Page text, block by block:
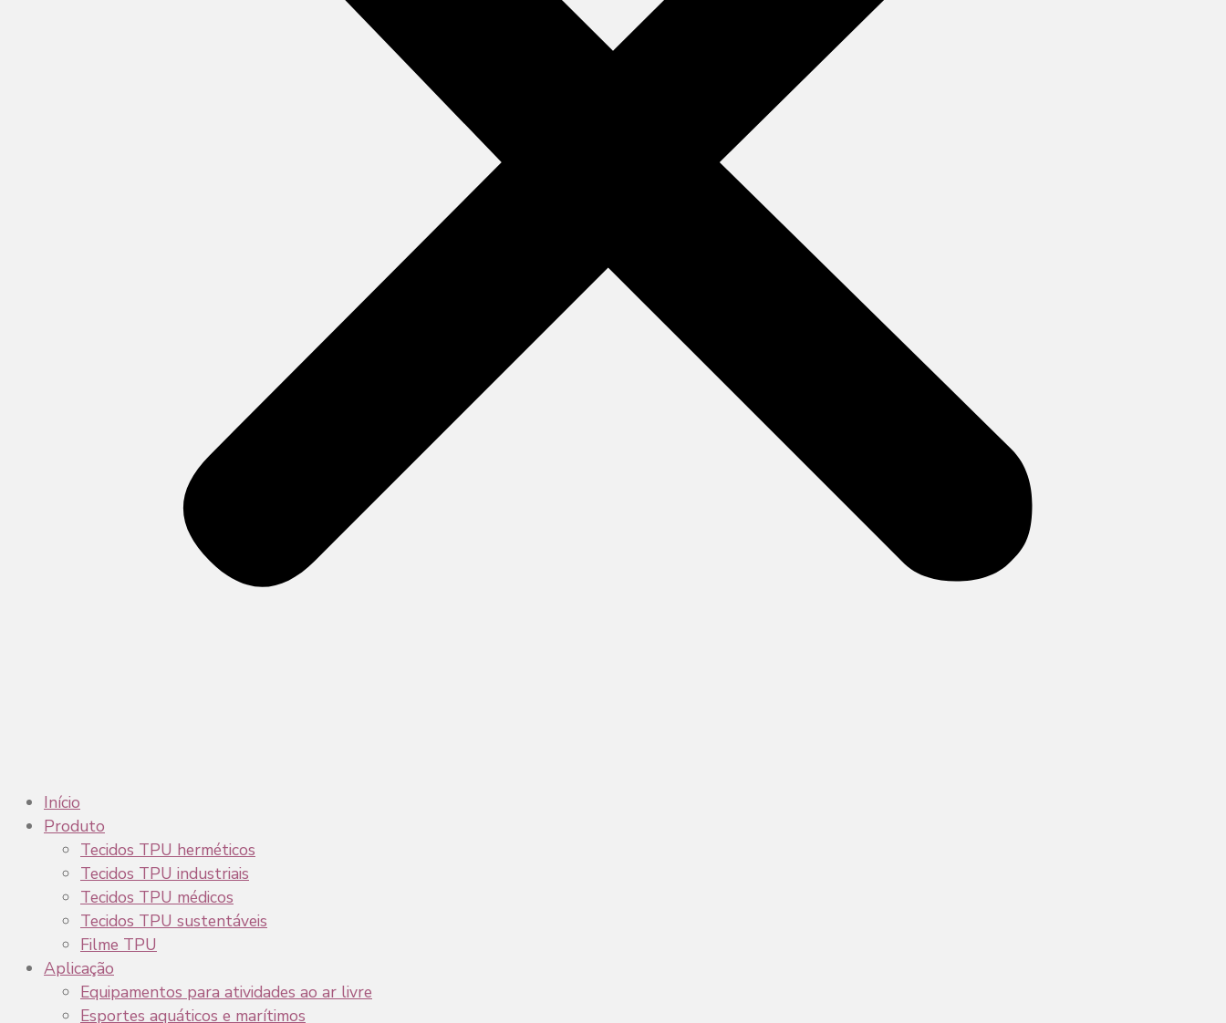
Início
Produto
Tecidos TPU herméticos
Tecidos TPU industriais
Tecidos TPU médicos
Tecidos TPU sustentáveis
Filme TPU
Aplicação
Equipamentos para atividades ao ar livre
Esportes aquáticos e marítimos